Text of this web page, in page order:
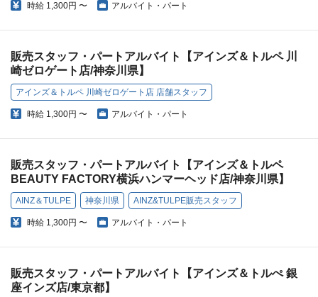
時給 1,300円 〜 アルバイト・パート
販売スタッフ・パートアルバイト【アインズ＆トルペ 川
崎ゼロゲート店/神奈川県】
アインズ＆トルペ 川崎ゼロゲート店 店舗スタッフ
時給 1,300円 〜 アルバイト・パート
販売スタッフ・パートアルバイト【アインズ＆トルペ
BEAUTY FACTORY横浜ハンマーヘッド店/神奈川県】
AINZ＆TULPE 神奈川県 AINZ&TULPE販売スタッフ
時給 1,300円 〜 アルバイト・パート
販売スタッフ・パートアルバイト【アインズ＆トルぺ 銀
座インズ店/東京都】